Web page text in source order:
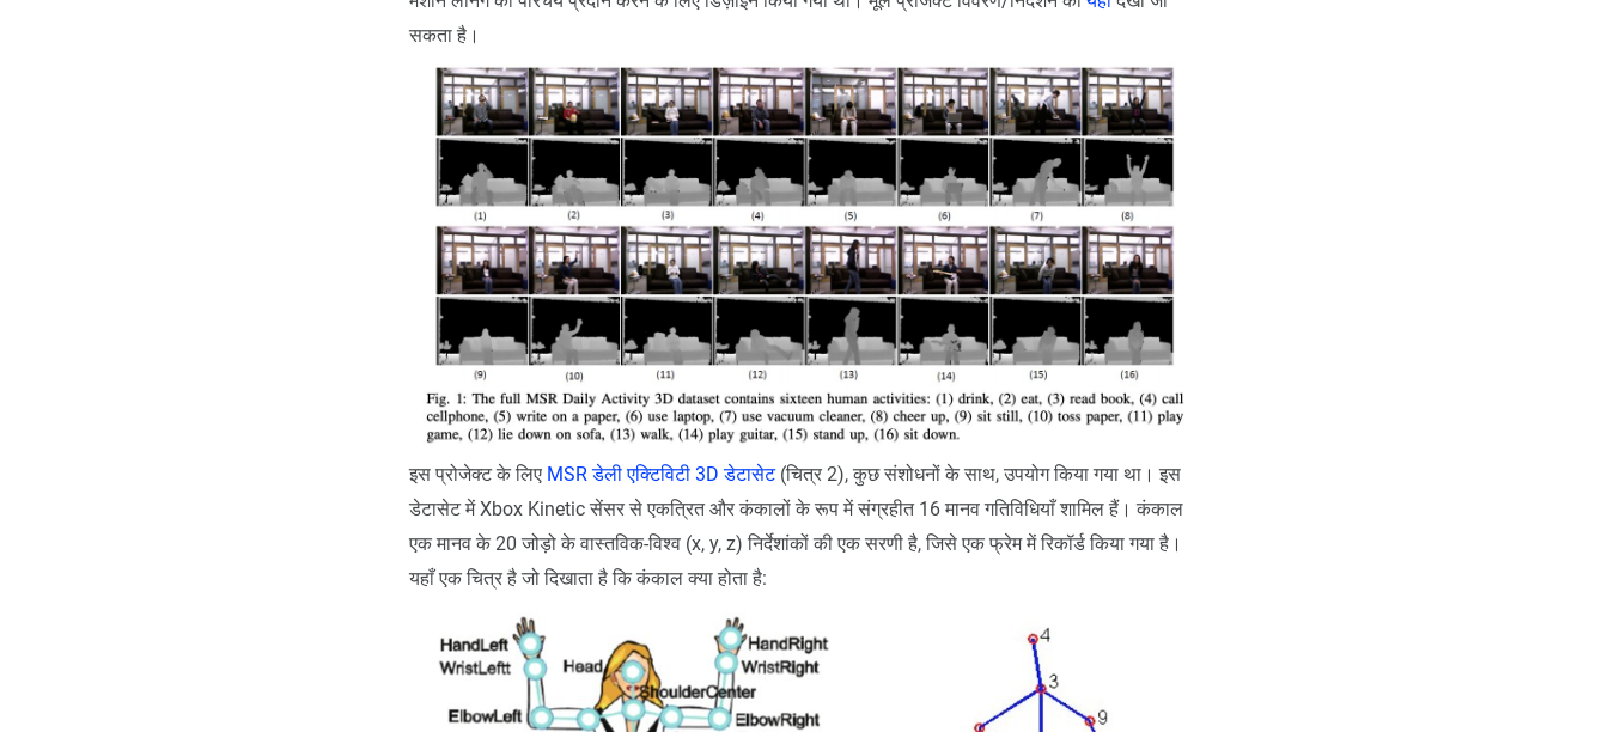
सकता है।
इस प्रोजेक्ट के लिए MSR डेली एक्टिविटी 3D डेटासेट(चित्र 2), कुछ संशोधनों के साथ, उपयोग किया गया था। इस
डेटासेट में Xbox Kinetic सेंसर से एकत्रित और कंकालों के रूप में संग्रहीत 16 मानव गतिविधियाँ शामिल हैं। कंकाल
एक मानव के 20 जोड़ो के वास्तविक-विश्व (x, y, z) निर्देशांकों की एक सरणी है, जिसे एक फ्रेम में रिकॉर्ड किया गया है।
यहाँ एक चित्र है जो दिखाता है कि कंकाल क्या होता है: